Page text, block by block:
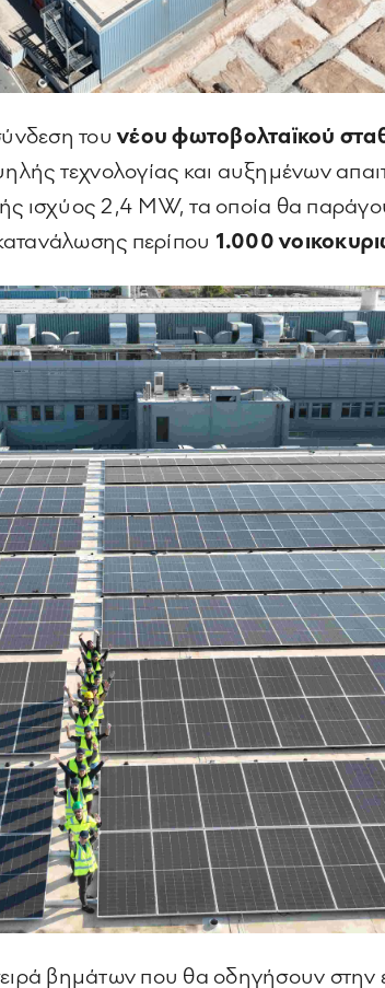
τουνέου φωτοβολταϊκού
τεχνολογίας και αυξημένων
ισχύος 2,4 MW, τα οποία θα
περίπου 1.000
βημάτων που θα οδηγήσουν